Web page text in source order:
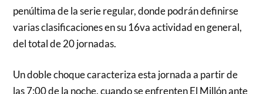
penúltima de la serie regular, donde podrán definirse
varias clasificaciones en su 16va actividad en general,
del total de 20 jornadas.
Un doble choque caracteriza esta jornada a partir de
las 7:00 de la noche, cuando se enfrenten El Millón ante